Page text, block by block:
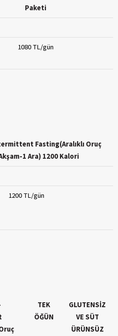
Paketi
1080 TL/gün
Fasting(Aralıklı Oruç
1 Ara) 1200 Kalori
1200 TL/gün
TEK
ÖĞÜN
GLUTENSİZ
VE SÜT
ÜRÜNSÜZ